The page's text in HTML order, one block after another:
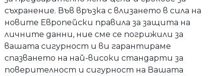
съхранение. Във връзка с влизането в сила на
новите Европейски правила за защита на
личните данни, ние сме се погрижили за
вашата сигурност и ви гарантираме
спазването на най-високи стандарти за
поверителност и сигурност на Вашата